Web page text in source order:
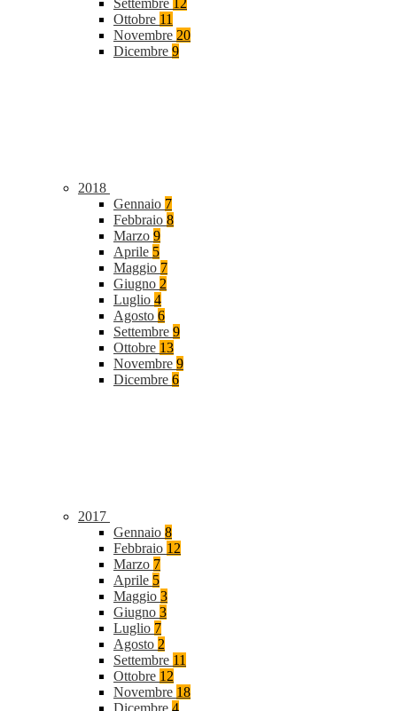
Settembre
12
Ottobre 11
Novembre 20
Dicembre 9
2018
Gennaio 7
Febbraio 8
Marzo 9
Aprile 5
Maggio 7
Giugno 2
Luglio 4
Agosto 6
Settembre 9
Ottobre 13
Novembre 9
Dicembre 6
2017
Gennaio 8
Febbraio 12
Marzo 7
Aprile 5
Maggio 3
Giugno 3
Luglio 7
Agosto 2
Settembre 11
Ottobre 12
Novembre 18
Dicembre 4